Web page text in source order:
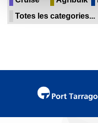
Totes les categories...